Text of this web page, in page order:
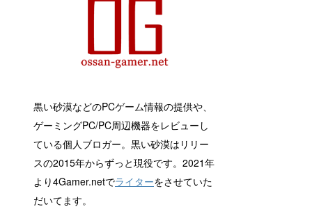
黒い砂漠などのPCゲーム情報の提供や、
ゲーミングPC/PC周辺機器をレビューし
ている個人ブロガー。黒い砂漠はリリー
スの2015年からずっと現役です。2021年
より4Gamer.netでライターをさせていた
だいてます。